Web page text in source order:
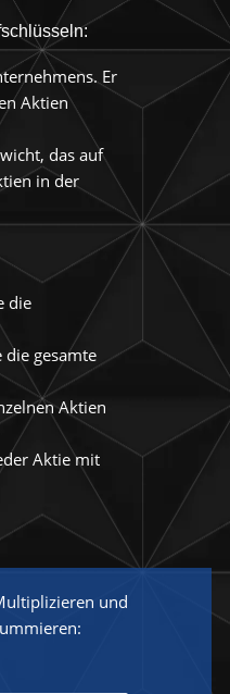
Er
Aktien
das auf
in der
die
die gesamte
Aktien
Aktie mit
und